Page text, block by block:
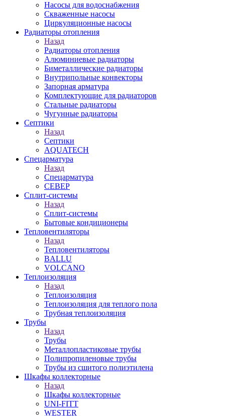
Насосы для водоснабжения
Скваженные насосы
Циркуляционные насосы
Радиаторы отопления
Назад
Радиаторы отопления
Алюминиевые радиаторы
Биметаллические радиаторы
Внутрипольные конвекторы
Запорная арматура
Комплектующие для радиаторов
Стальные радиаторы
Чугунные радиаторы
Септики
Назад
Септики
AQUATECH
Спецарматура
Назад
Спецарматура
СЕВЕР
Сплит-системы
Назад
Сплит-системы
Бытовые кондиционеры
Тепловентиляторы
Назад
Тепловентиляторы
BALLU
VOLCANO
Теплоизоляция
Назад
Теплоизоляция
Теплоизоляция для теплого пола
Трубная теплоизоляция
Трубы
Назад
Трубы
Металлопластиковые трубы
Полипропиленовые трубы
Трубы из сшитого полиэтилена
Шкафы коллекторные
Назад
Шкафы коллекторные
UNI-FITT
WESTER